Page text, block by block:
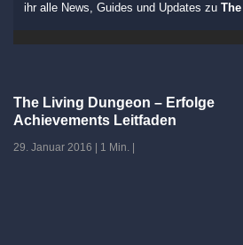
ihr alle News, Guides und Updates zu
The Living Dungeon – Erfolge
Achievements Leitfaden
29. Januar 2016 1 Min.